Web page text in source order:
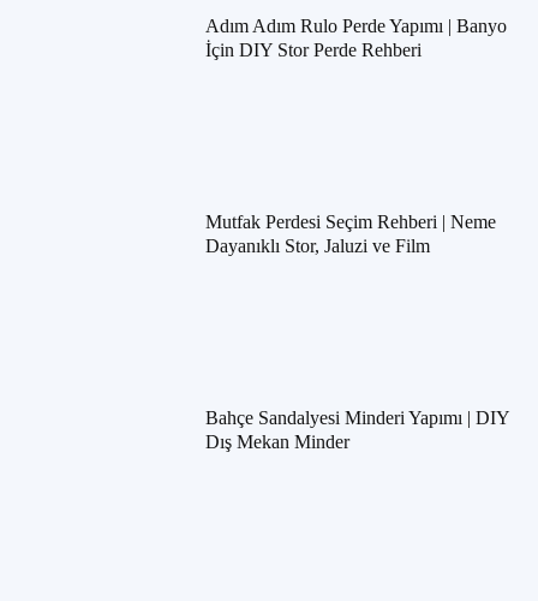
Adım Adım Rulo Perde Yapımı | Banyo
İçin DIY Stor Perde Rehberi
Mutfak Perdesi Seçim Rehberi | Neme
Dayanıklı Stor, Jaluzi ve Film
Bahçe Sandalyesi Minderi Yapımı | DIY
Dış Mekan Minder